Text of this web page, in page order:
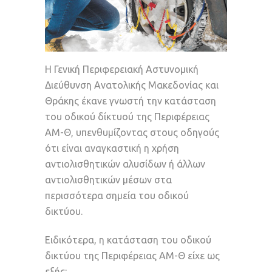
Η Γενική Περιφερειακή Αστυνομική
Διεύθυνση Ανατολικής Μακεδονίας και
Θράκης έκανε γνωστή την κατάσταση
του οδικού δίκτυού της Περιφέρειας
ΑΜ-Θ, υπενθυμίζοντας στους οδηγούς
ότι είναι αναγκαστική η χρήση
αντιολισθητικών αλυσίδων ή άλλων
αντιολισθητικών μέσων στα
περισσότερα σημεία του οδικού
δικτύου.
Ειδικότερα, η κατάσταση του οδικού
δικτύου της Περιφέρειας ΑΜ-Θ είχε ως